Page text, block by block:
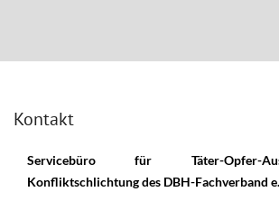
Kontakt
Servicebüro für Täter-Opfer-
Konfliktschlichtung des DBH-Fachverband